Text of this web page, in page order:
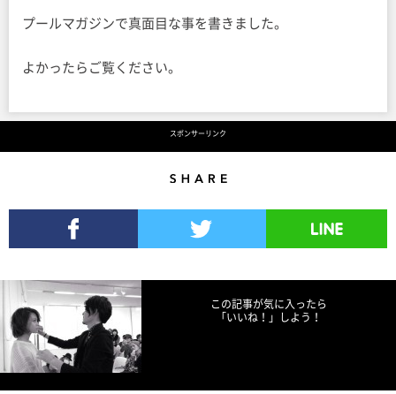
プールマガジンで真面目な事を書きました。
よかったらご覧ください。
スポンサーリンク
この記事が気に入ったら
「いいね！」しよう！